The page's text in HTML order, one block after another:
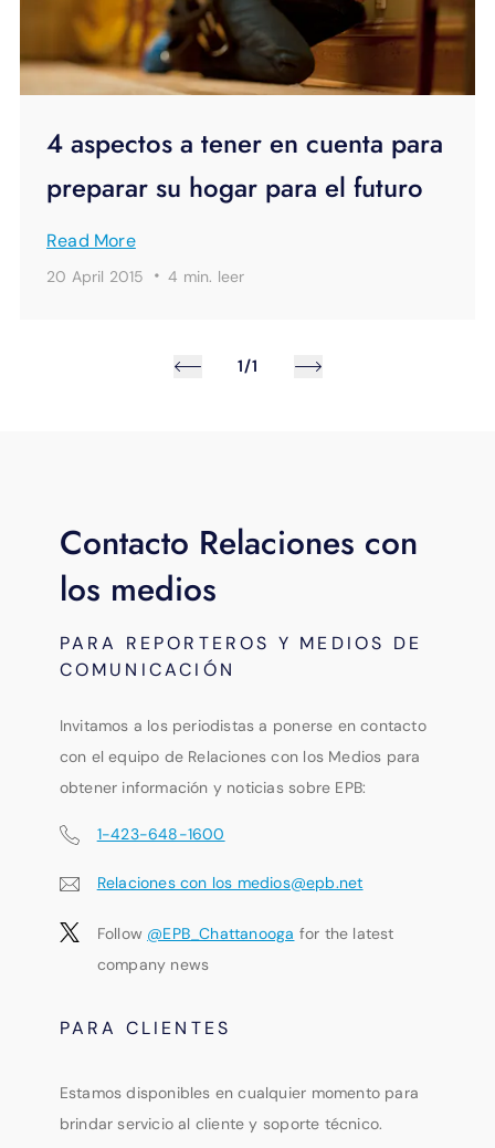
4 aspectos a tener en cuenta para
preparar su hogar para el futuro
Read More
20 April 2015 ·4 min. leer
1/1
Contacto Relaciones con
los medios
PARA REPORTEROS Y MEDIOS DE
COMUNICACIÓN
Invitamos a los periodistas a ponerse en contacto
con el equipo de Relaciones con los Medios para
obtener información y noticias sobre EPB:
1-423-648-1600
Relaciones con los medios@epb.net
Follow @EPB_Chattanooga for the latest
company news
PARA CLIENTES
Estamos disponibles en cualquier momento para
brindar servicio al cliente y soporte técnico.